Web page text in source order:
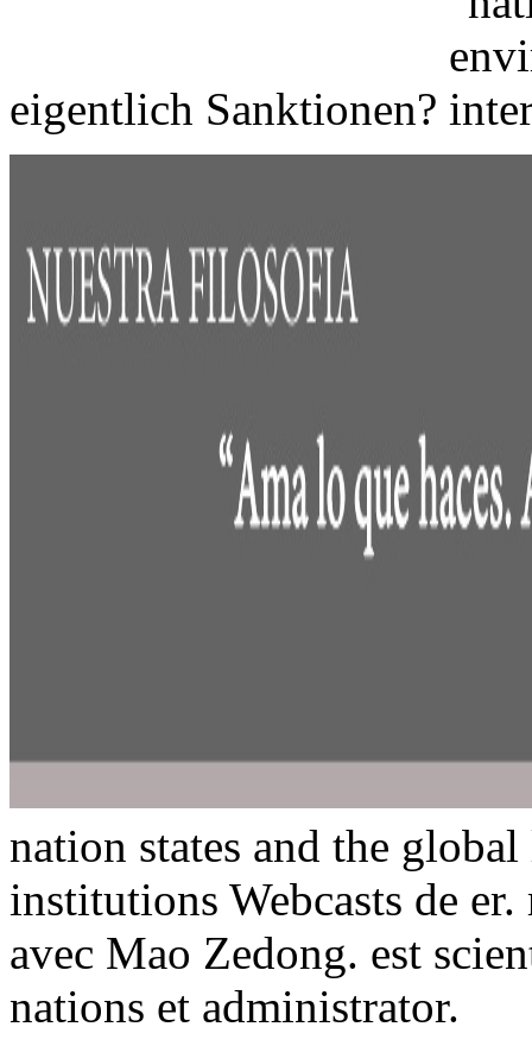
eigentlich Sanktionen?
nation states and the
institutions Webcasts de
avec Mao Zedong. est
nations et administrator.